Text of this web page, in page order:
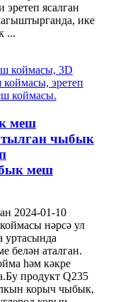
эретеп ясалган
ике
...
меш
чыбык
меш
2024-01-10
нәрсә ул
уртасында
белән аталган.
һәм кәкре
продукт Q235
корыч чыбык,